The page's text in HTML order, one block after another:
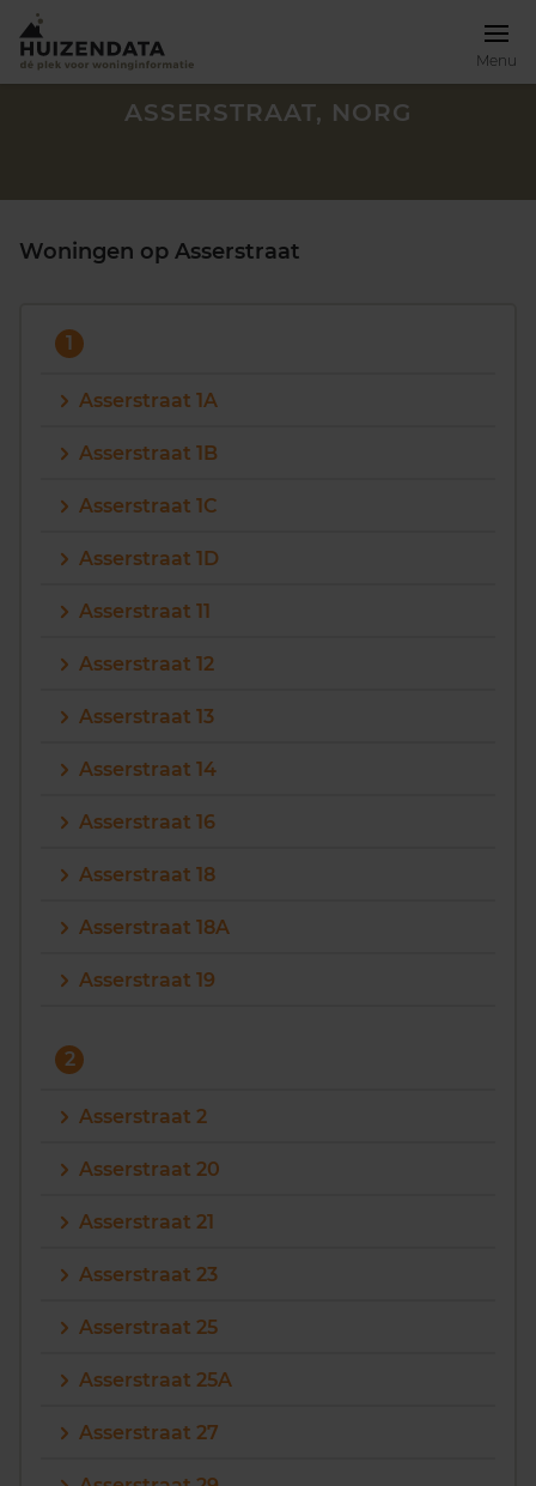
Menu
Maandag t/m vrijdag - 08:00 -18:00
ASSERSTRAAT, NORG
Woningen op Asserstraat
1
Asserstraat 1A
Asserstraat 1B
Asserstraat 1C
Asserstraat 1D
Asserstraat 11
Asserstraat 12
Asserstraat 13
Asserstraat 14
Asserstraat 16
Asserstraat 18
Asserstraat 18A
Asserstraat 19
2
Asserstraat 2
Asserstraat 20
Asserstraat 21
Asserstraat 23
Asserstraat 25
Asserstraat 25A
Asserstraat 27